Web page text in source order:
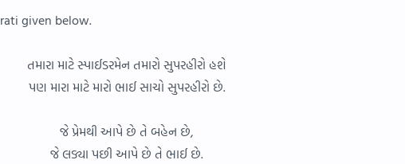
given below.
તમારા માટે સ્પાઈડરમેન તમારો સુપરહીરો હશે
પણ મારા માટે મારો ભાઈ સાચો સુપરહીરો છે.
જે પ્રેમથી આપે છે તે બહેન છે,
જે લડ્યા પછી આપે છે તે ભાઈ છે.